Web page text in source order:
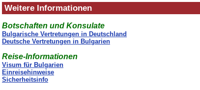
Weitere Informationen
Botschaften und Konsulate
Bulgarische Vertretungen in Deutschland
Deutsche Vertretungen in Bulgarien
Reise-Informationen
Visum für Bulgarien
Einreisehinweise
Sicherheitsinfo